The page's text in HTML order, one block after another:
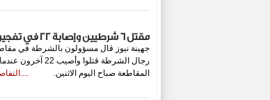
مقتل 6 شرطيين وإصابة 22 في تفجير استهدف سيارتهم شمال غربي باكستان
رجال الشرطة
المقاطعة صباح اليوم الاثنين.